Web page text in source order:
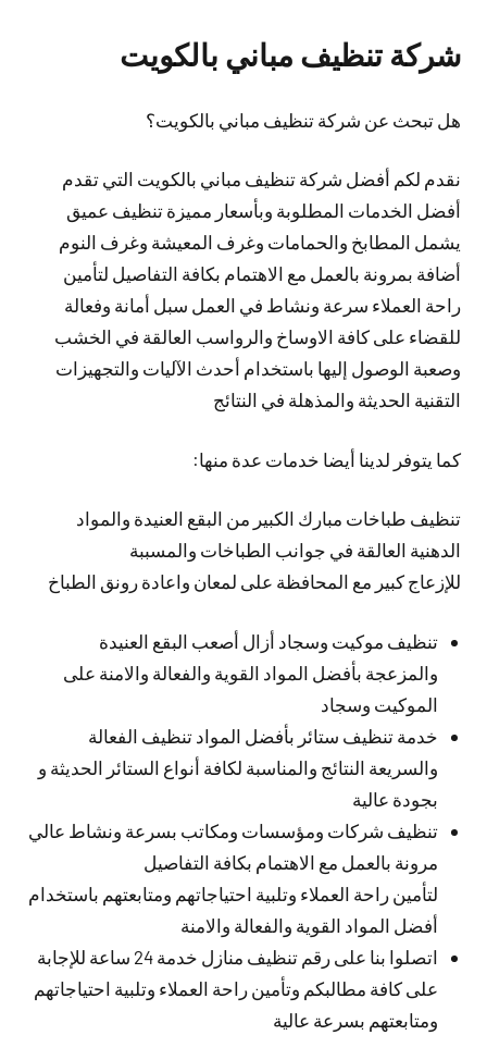
شركة تنظيف مباني بالكويت
هل تبحث عن شركة تنظيف مباني بالكويت؟
نقدم لكم أفضل شركة تنظيف مباني بالكويت التي تقدم
أفضل الخدمات المطلوبة وبأسعار مميزة تنظيف عميق
يشمل المطابخ والحمامات وغرف المعيشة وغرف النوم
أضافة بمرونة بالعمل مع الاهتمام بكافة التفاصيل لتأمين
راحة العملاء سرعة ونشاط في العمل سبل أمانة وفعالة
للقضاء على كافة الاوساخ والرواسب العالقة في الخشب
وصعبة الوصول إليها باستخدام أحدث الآليات والتجهيزات
التقنية الحديثة والمذهلة في النتائج
كما يتوفر لدينا أيضا خدمات عدة منها:
تنظيف طباخات مبارك الكبير من البقع العنيدة والمواد
الدهنية العالقة في جوانب الطباخات والمسببة
للإزعاج كبير مع المحافظة على لمعان واعادة رونق الطباخ
تنظيف موكيت وسجاد أزال أصعب البقع العنيدة
والمزعجة بأفضل المواد القوية والفعالة والامنة على
الموكيت وسجاد
خدمة تنظيف ستائر بأفضل المواد تنظيف الفعالة
والسريعة النتائج والمناسبة لكافة أنواع الستائر الحديثة و
بجودة عالية
تنظيف شركات ومؤسسات ومكاتب بسرعة ونشاط عالي
مرونة بالعمل مع الاهتمام بكافة التفاصيل
لتأمين راحة العملاء وتلبية احتياجاتهم ومتابعتهم باستخدام
أفضل المواد القوية والفعالة والامنة
اتصلوا بنا على رقم تنظيف منازل خدمة 24 ساعة للإجابة
على كافة مطالبكم وتأمين راحة العملاء وتلبية احتياجاتهم
ومتابعتهم بسرعة عالية